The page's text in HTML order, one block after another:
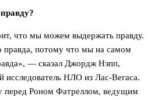
что мы можем выдержать правду.
правда, потому что мы на самом
— сказал Джордж Нэпп,
исследователь НЛО из Лас-Вегаса.
перед Роном Фатреллом, ведущим